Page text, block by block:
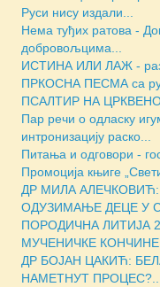
Руси нису издали...
Нема туђих ратова -
добровољцима...
ИСТИНА ИЛИ ЛАЖ -
ПРКОСНА ПЕСМА са
ПСАЛТИР НА
Пар речи о одласку
интронизацију раско...
Питања и одговори -
Промоција књиге
ДР МИЛА
ОДУЗИМАЊЕ ДЕЦЕ У
ПОРОДИЧНА ЛИТИЈА
МУЧЕНИЧКЕ КОНЧИНЕ
ДР БОЈАН ЦАКИЋ:
НАМЕТНУТ